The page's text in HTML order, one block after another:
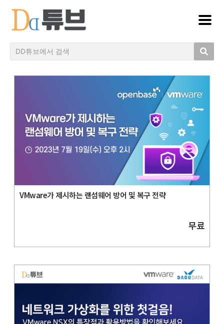
VMware가 제시하는 랜섬웨어 방어 및 복구 전략
무료